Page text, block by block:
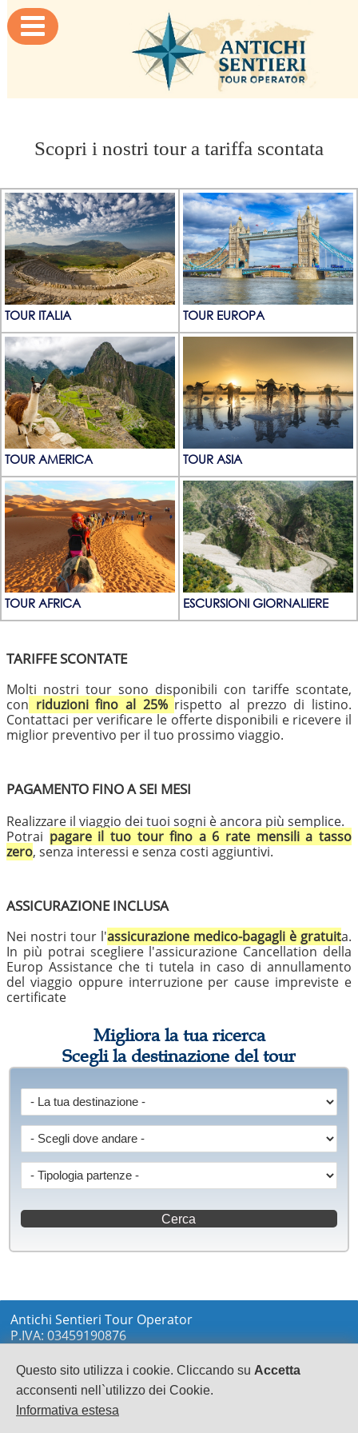
Questo sito utilizza i cookie. Cliccando su Accetta
acconsenti nell`utilizzo dei Cookie.
Informativa estesa

Scopri i nostri tour a tariffa scontata
TOUR ITALIA TOUR EUROPA
TOUR AMERICA TOUR ASIA
TOUR AFRICA ESCURSIONI GIORNALIERE
TARIFFE SCONTATE
Molti nostri tour sono disponibili con tariffe scontate,
con riduzioni fino al 25% rispetto al prezzo di listino.
Contattaci per verificare le offerte disponibili e ricevere il
miglior preventivo per il tuo prossimo viaggio.
PAGAMENTO FINO A SEI MESI
Realizzare il viaggio dei tuoi sogni è ancora più semplice.
Potrai pagare il tuo tour fino a 6 rate mensili a tasso
zero, senza interessi e senza costi aggiuntivi.
ASSICURAZIONE INCLUSA
Nei nostri tour l'assicurazione medico-bagagli è gratuita.
In più potrai scegliere l'assicurazione Cancellation della
Europ Assistance che ti tutela in caso di annullamento
del viaggio oppure interruzione per cause impreviste e
certificate
Migliora la tua ricerca
Scegli la destinazione del tour
Antichi Sentieri Tour Operator
P.IVA: 03459190876
LOCRI
0964233148
info@antichisentieri.it